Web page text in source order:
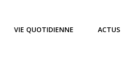
VIE QUOTIDIENNE ACTUS